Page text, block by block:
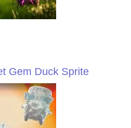
Gem Duck Sprite